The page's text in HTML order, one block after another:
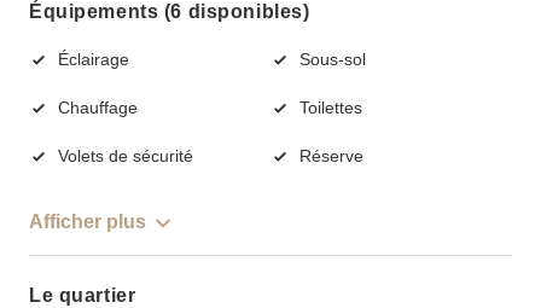
Équipements (6 disponibles)
Éclairage Sous-sol
Chauffage Toilettes
Volets de sécurité Réserve
Afficher plus
Le quartier